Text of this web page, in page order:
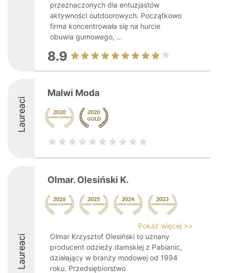
przeznaczonych dla entuzjastów
aktywności outdoorowych. Początkowo
firma koncentrowała się na hurcie
obuwia gumowego, ...
8.9
Laureaci
Malwi Moda
Laureaci
Olmar. Olesiński K.
Pokaż więcej >>
Olmar Krzysztof Olesiński to uznany
producent odzieży damskiej z Pabianic,
działający w branży modowej od 1994
roku. Przedsiębiorstwo